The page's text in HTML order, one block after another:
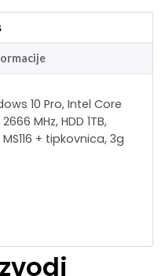
10 Pro, Intel Core
MHz, HDD 1TB,
+ tipkovnica, 3g